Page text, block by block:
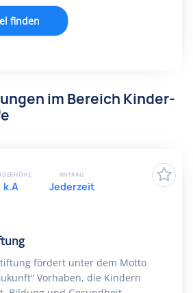
finden
im Bereich Kinder-
fördert unter dem Motto
Vorhaben, die Kindern
k.A
ANTRAG
Jederzeit